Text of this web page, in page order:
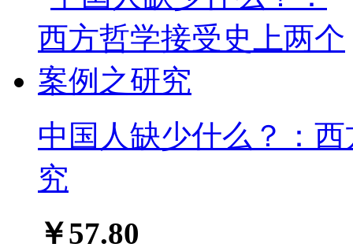
中国人缺少什么？：
究
￥57.80